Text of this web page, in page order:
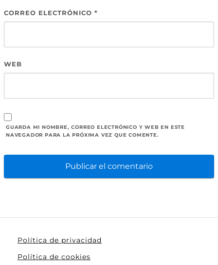
CORREO ELECTRÓNICO *
WEB
GUARDA MI NOMBRE, CORREO ELECTRÓNICO Y WEB EN ESTE
NAVEGADOR PARA LA PRÓXIMA VEZ QUE COMENTE.
Política de privacidad
Política de cookies